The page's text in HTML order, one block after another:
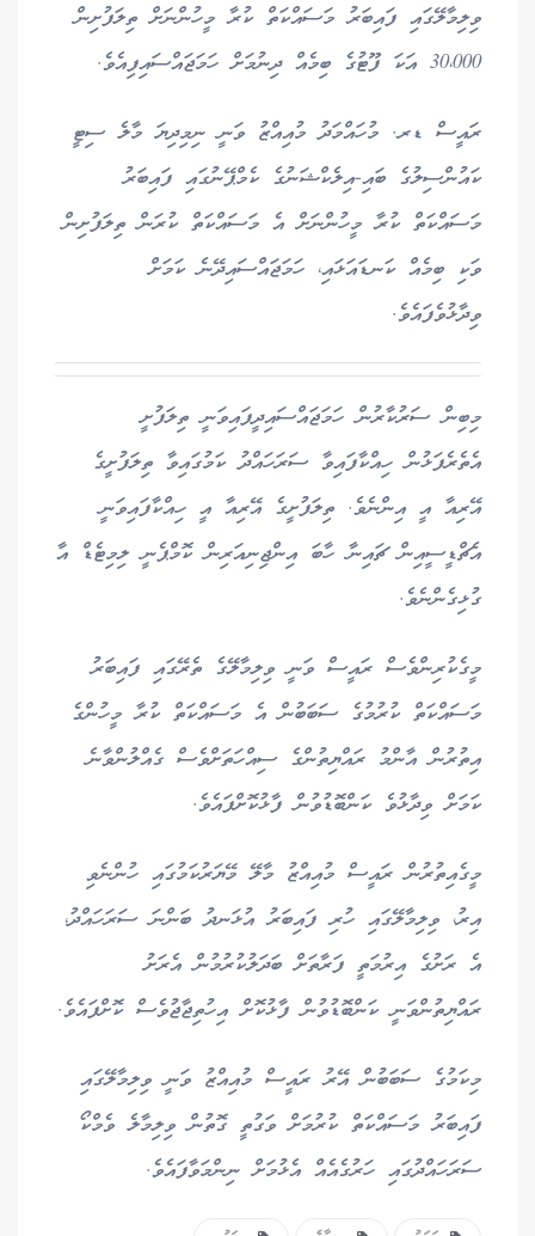
ވިލިމާލޭގައި ފައިބަރު މަސައްކަތް ކުރާ މީހުންނަށް ތިލަފުށިން
30،000 އަކަ ފޫޓުގެ ބިމެއް ދިނުމަށް ހަމަޖައްސައިފިއެވެ.
ރައީސް ޑރ. މުހައްމަދު މުއިއްޒު ވަނީ ނިމިދިޔަ މާލެ ސިޓީ
ކައުންސިލުގެ ބައި-އިލެކްޝަނުގެ ކެމްޕޭނުގައި ފައިބަރު
މަސައްކަތް ކުރާ މީހުންނަށް އެ މަސައްކަތް ކުރަން ތިލަފުށިން
ވަކި ބިމެއް ކަނޑައަޅައި، ހަމަޖައްސައިދޭނެ ކަމަށް
ވިދާޅުވެފައެވެ.
މިބިން ސަރުކާރުން ހަމަޖައްސައިދީފައިވަނީ ތިލަފުށީ
އެތެރެފަޅުން ހިއްކާފައިވާ ސަރަހައްދު ކަމުގައިވާ ތިލަފުށީގެ
އޭރިއާ އީ އިންނެވެ. ތިލަފުށީގެ އޭރިއާ އީ ހިއްކާފައިވަނީ
އެޗްޑީސީއިން ޗައިނާ ހާބަ އިންޖިނިއަރިން ކޮމްޕެނީ ލިމިޓެޑް އާ
ގުޅިގެންނެވެ.
މީގެކުރިންވެސް ރައީސް ވަނީ ވިލިމާލޭގެ ތެރޭގައި ފައިބަރު
މަސައްކަތް ކުރުމުގެ ސަބަބުން އެ މަސައްކަތް ކުރާ މީހުންގެ
އިތުރުން އާންމު ރައްޔިތުންގެ ސިއްހަތަށްވެސް ގެއްލުންވާނެ
ކަމަށް ވިދާޅުވެ ކަންބޮޑުވުން ފާޅުކޮށްފައެވެ.
މީގެއިތުރުން ރައީސް މުއިއްޒު މާލޭ މޭޔަރުކަމުގައި ހުންނެވި
އިރު، ވިލިމާލޭގައި ހުރި ފައިބަރު އުޅަނދު ބަންނަ ސަރަހައްދު،
އެ ރަށުގެ އިރުމަތީ ފަރާތަށް ބަދަލުކުރުމުން އެރަށު
ރައްޔިތުންވަނީ ކަންބޮޑުވުން ފާޅުކޮށް އިހުތިޖާޖުވެސް ކޮށްފައެވެ.
މިކަމުގެ ސަބަބުން އޭރު ރައީސް މުއިއްޒު ވަނީ ވިލިމާލޭގައި
ފައިބަރު މަސައްކަތް ކުރުމަށް ވަގުތީ ގޮތުން ވިލިމާލެ ވެމްކޯ
ސަރަހައްދުގައި ހަރުގެއެއް އެޅުމަށް ނިންމަވާފައެވެ.